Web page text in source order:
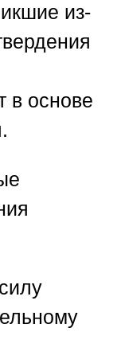
из-
в основе